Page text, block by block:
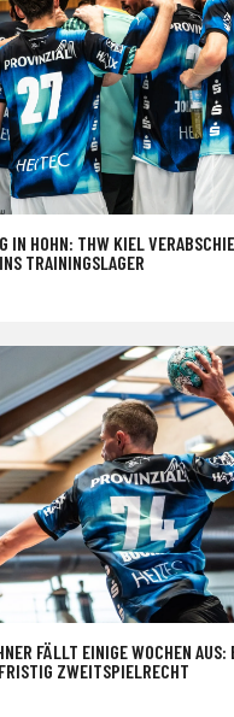
IN HOHN: THW KIEL
TRAININGSLAGER
FÄLLT EINIGE WOCHEN AUS:
ZWEITSPIELRECHT